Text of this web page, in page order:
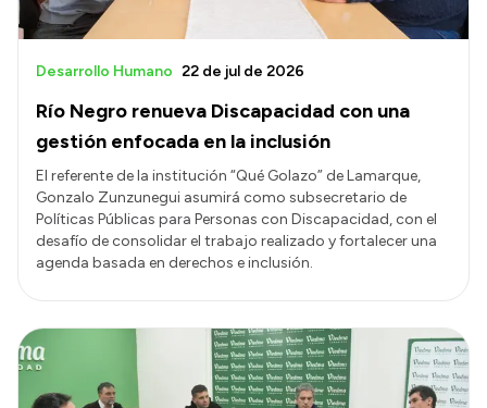
Río Negro renueva Discapacidad con una
gestión enfocada en la inclusión
Desarrollo Humano 22 de jul de 2026
El referente de la institución “Qué Golazo” de Lamarque,
Gonzalo Zunzunegui asumirá como subsecretario de
Políticas Públicas para Personas con Discapacidad, con el
desafío de consolidar el trabajo realizado y fortalecer una
agenda basada en derechos e inclusión.